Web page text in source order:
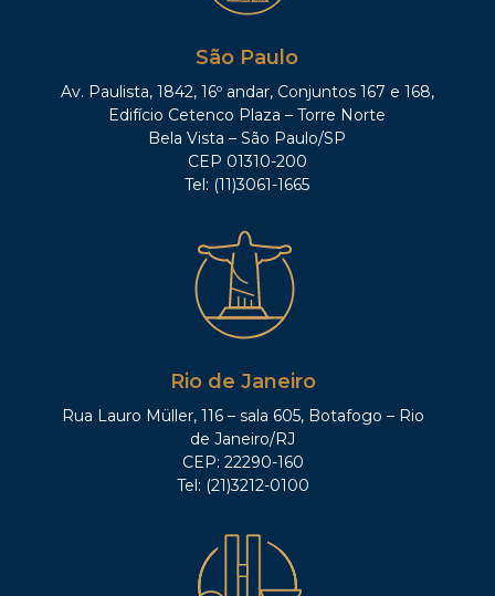
São Paulo
Av. Paulista, 1842, 16º andar, Conjuntos 167 e 168,
Edifício Cetenco Plaza – Torre Norte
Bela Vista – São Paulo/SP
CEP 01310-200
Tel: (11)3061-1665
Rio de Janeiro
Rua Lauro Müller, 116 – sala 605, Botafogo – Rio
de Janeiro/RJ
CEP: 22290-160
Tel: (21)3212-0100